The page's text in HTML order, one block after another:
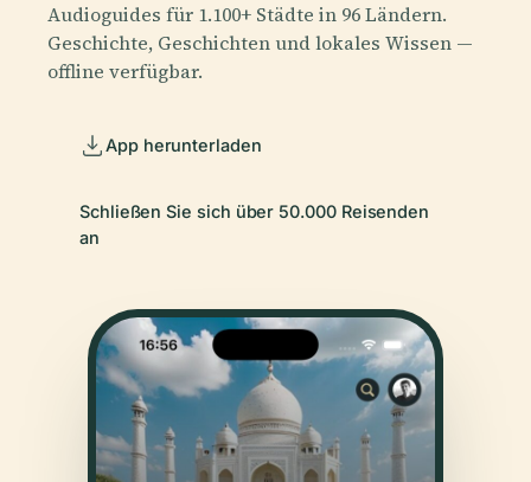
Audioguides für 1.100+ Städte in 96 Ländern.
Geschichte, Geschichten und lokales Wissen —
offline verfügbar.
App herunterladen
Schließen Sie sich über 50.000 Reisenden
an